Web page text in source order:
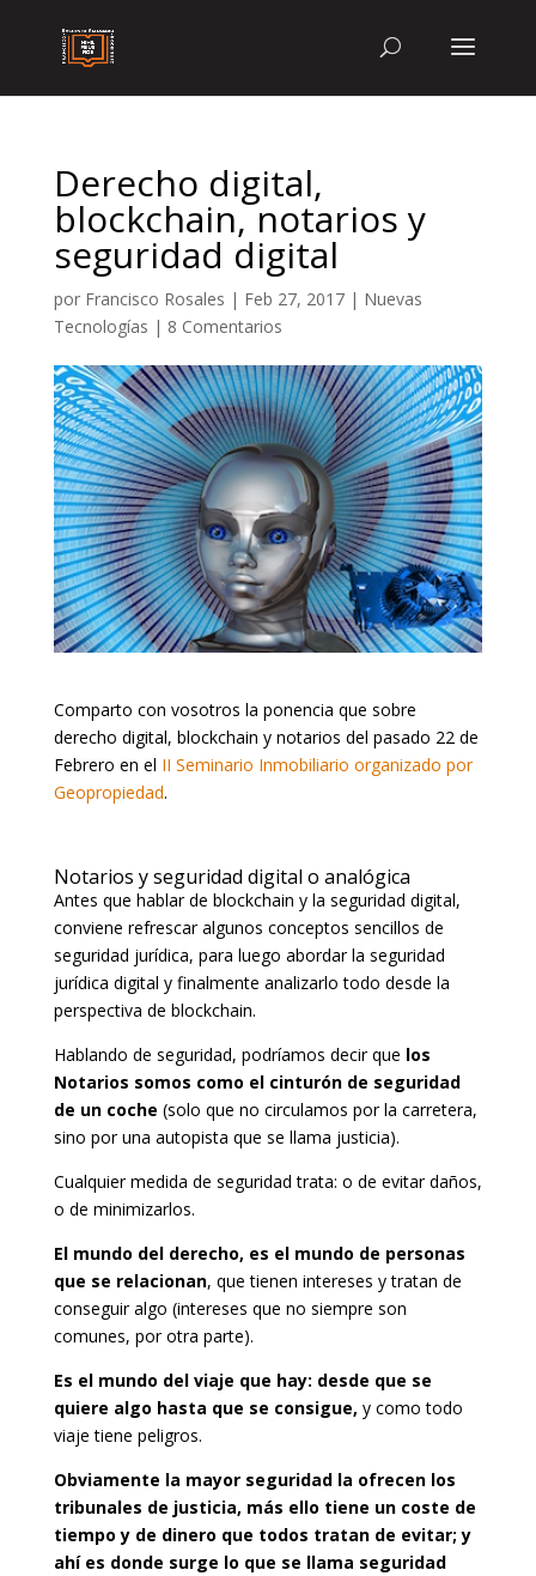
Derecho digital,
blockchain, notarios y
seguridad digital
por Francisco Rosales | Feb 27, 2017| Nuevas
Tecnologías | 8 Comentarios
Comparto con vosotros la ponencia que sobre
derecho digital, blockchain y notarios del pasado 22 de
Febrero en el II Seminario Inmobiliario organizado por
Geopropiedad.
Notarios y seguridad digital o analógica
Antes que hablar de blockchain y la seguridad digital,
conviene refrescar algunos conceptos sencillos de
seguridad jurídica, para luego abordar la seguridad
jurídica digital y finalmente analizarlo todo desde la
perspectiva de blockchain.
Hablando de seguridad, podríamos decir que los
Notarios somos como el cinturón de seguridad
de un coche (solo que no circulamos por la carretera,
sino por una autopista que se llama justicia).
Cualquier medida de seguridad trata: o de evitar daños,
o de minimizarlos.
El mundo del derecho, es el mundo de personas
que se relacionan, que tienen intereses y tratan de
conseguir algo (intereses que no siempre son
comunes, por otra parte).
Es el mundo del viaje que hay: desde que se
quiere algo hasta que se consigue, y como todo
viaje tiene peligros.
Obviamente la mayor seguridad la ofrecen los
tribunales de justicia, más ello tiene un coste de
tiempo y de dinero que todos tratan de evitar; y
ahí es donde surge lo que se llama seguridad